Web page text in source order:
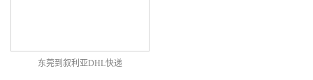
东莞到叙利亚DHL快递